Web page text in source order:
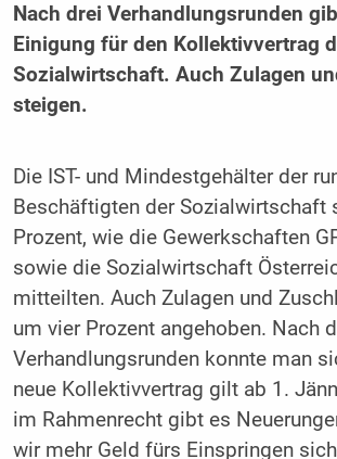
Nach drei Verhandlungsrunden
Einigung für den Kollektivvertrag
Sozialwirtschaft. Auch Zulagen
steigen.
Die IST- und Mindestgehälter der
Beschäftigten der Sozialwirtschaft
Prozent, wie die Gewerkschaften
sowie die Sozialwirtschaft
mitteilten. Auch Zulagen und
um vier Prozent angehoben. Nach
Verhandlungsrunden konnte man
neue Kollektivvertrag gilt ab 1.
im Rahmenrecht gibt es
wir mehr Geld fürs Einspringen